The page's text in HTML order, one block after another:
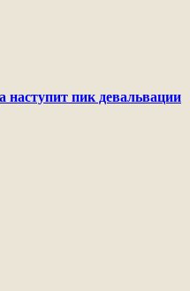
наступит пик девальвации